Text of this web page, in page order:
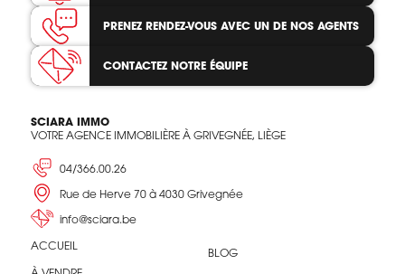
PRENEZ RENDEZ-VOUS AVEC UN DE NOS AGENTS
CONTACTEZ NOTRE ÉQUIPE
SCIARA IMMO
VOTRE AGENCE IMMOBILIÈRE À GRIVEGNÉE, LIÈGE
04/366.00.26
Rue de Herve 70 à 4030 Grivegnée
info@sciara.be
ACCUEIL
BLOG